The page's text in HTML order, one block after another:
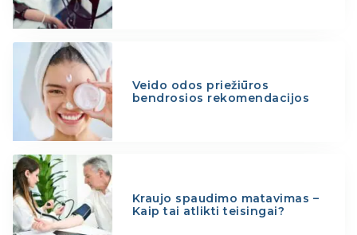
Veido odos priežiūros
bendrosios rekomendacijos
Kraujo spaudimo matavimas –
Kaip tai atlikti teisingai?